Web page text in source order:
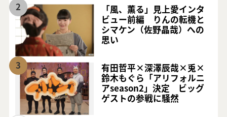
2
「風、薫る」見上愛インタ
ビュー前編 りんの転機と
シマケン（佐野晶哉）への
思い
3
有田哲平×深澤辰哉×兎×
鈴木もぐら「アリフォルニ
アseason2」決定 ビッグ
ゲストの参戦に騒然